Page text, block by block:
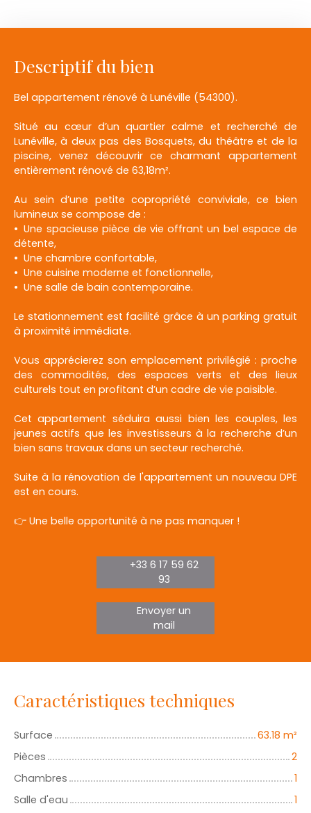
Descriptif du bien
Bel appartement rénové à Lunéville (54300).
Situé au cœur d’un quartier calme et recherché de
Lunéville, à deux pas des Bosquets, du théâtre et de la
piscine, venez découvrir ce charmant appartement
entièrement rénové de 63,18m².
Au sein d’une petite copropriété conviviale, ce bien
lumineux se compose de :
Une spacieuse pièce de vie offrant un bel espace de
détente,
Une chambre confortable,
Une cuisine moderne et fonctionnelle,
Une salle de bain contemporaine.
Le stationnement est facilité grâce à un parking gratuit
à proximité immédiate.
Vous apprécierez son emplacement privilégié : proche
des commodités, des espaces verts et des lieux
culturels tout en profitant d’un cadre de vie paisible.
Cet appartement séduira aussi bien les couples, les
jeunes actifs que les investisseurs à la recherche d’un
bien sans travaux dans un secteur recherché.
Suite à la rénovation de l'appartement un nouveau DPE
est en cours.
👉 Une belle opportunité à ne pas manquer !
+33 6 17 59 62
93
Envoyer un
mail
Caractéristiques techniques
Surface 63.18 m²
Pièces
2
Chambres
1
Salle d'eau
1